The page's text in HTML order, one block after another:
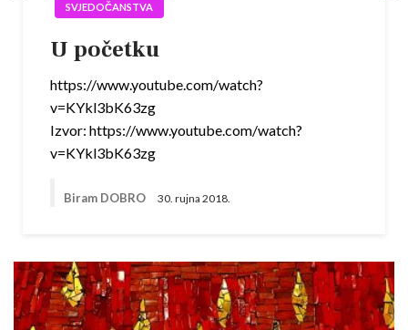
SVJEDOČANSTVA
U početku
https://www.youtube.com/watch?
v=KYkl3bK63zg
Izvor: https://www.youtube.com/watch?
v=KYkl3bK63zg
Biram DOBRO 30. rujna 2018.